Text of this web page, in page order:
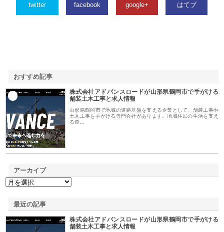
twitter facebook google+ はてブ
おすすめ記事
株式会社アドバンスロードが山形県鶴岡市で手がける
舗装土木工事と求人情報
山形県鶴岡市で地域の道路基盤を支える企業として、舗装工事や
土木工事を手がける専門会社があります。地域住民の生活を支え
る道…
アーカイブ
最近の記事
株式会社アドバンスロードが山形県鶴岡市で手がける
舗装土木工事と求人情報